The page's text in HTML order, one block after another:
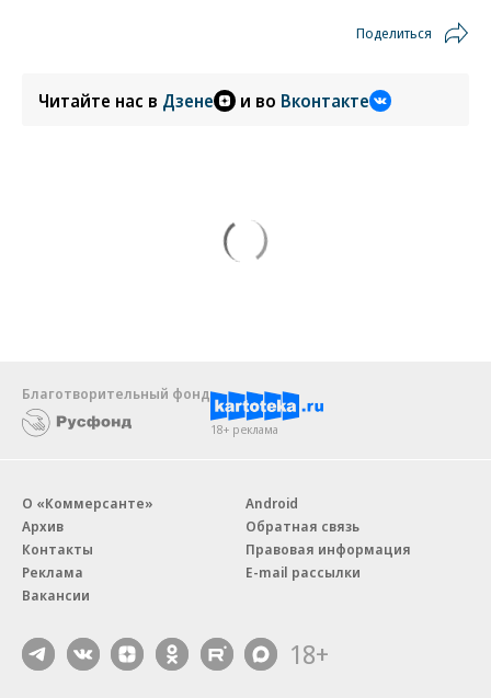
Поделиться
Читайте нас в Дзене и во Вконтакте
Благотворительный фонд
18+ реклама
О «Коммерсанте»
Архив
Контакты
Реклама
Вакансии
Android
Обратная связь
Правовая информация
E-mail рассылки
18+